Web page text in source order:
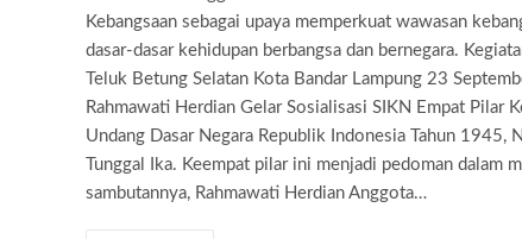
Kebangsaan sebagai upaya memperkuat wawasan
dasar-dasar kehidupan berbangsa dan bernegara.
Teluk Betung Selatan Kota Bandar Lampung 23
Rahmawati Herdian Gelar Sosialisasi SIKN Empat Pilar
Undang Dasar Negara Republik Indonesia Tahun 1945,
Tunggal Ika. Keempat pilar ini menjadi pedoman dalam
sambutannya, Rahmawati Herdian Anggota…